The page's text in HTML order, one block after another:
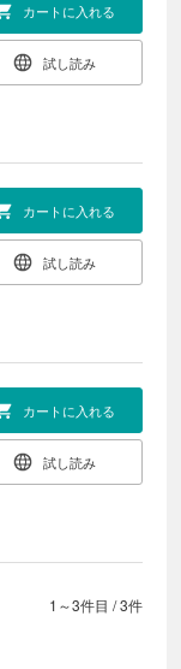
カートに入れる
試し読み
カートに入れる
試し読み
カートに入れる
試し読み
1～3件目 /3件